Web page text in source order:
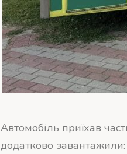
Автомобіль приїхав
додатково завантажили: